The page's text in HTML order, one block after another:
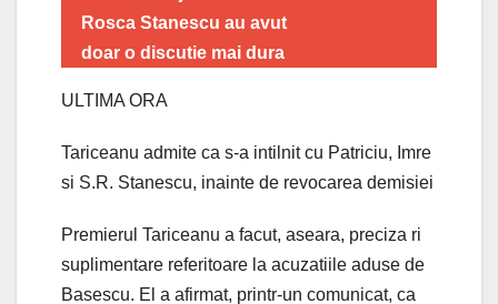
Rosca Stanescu au avut
doar o discutie mai dura
ULTIMA ORA
Tariceanu admite ca s-a intilnit cu Patriciu, Imre
si S.R. Stanescu, inainte de revocarea demisiei
Premierul Tariceanu a facut, aseara, preciza ri
suplimentare referitoare la acuzatiile aduse de
Basescu. El a afirmat, printr-un comunicat, ca